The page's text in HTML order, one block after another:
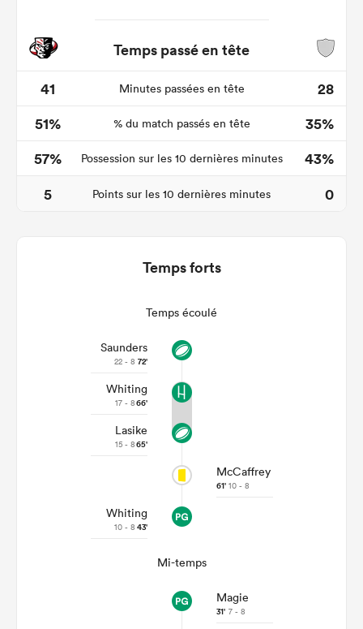
Temps passé en tête
41
Minutes passées en tête
28
51%
% du match passés en tête
35%
57%
Possession sur les 10 dernières minutes
43%
5
Points sur les 10 dernières minutes 0
Temps forts
Temps écoulé
Saunders
22 - 8 72'
Whiting
17 - 866'
Lasike
15 - 865'
McCaffrey
61' 10 - 8
Whiting
10 - 8 43'
Mi-temps
Magie
31' 7 - 8